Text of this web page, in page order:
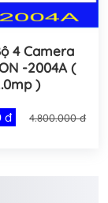
4 Camera
-2004A (
)
đ 4.800.000 đ